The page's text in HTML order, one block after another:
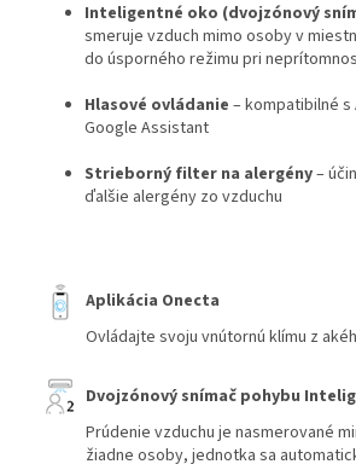
Inteligentné oko (dvojzónový
smeruje vzduch mimo osoby v
do úsporného režimu pri
Hlasové ovládanie – kompatibilné s
Google Assistant
Strieborný filter na alergény–
ďalšie alergény zo vzduchu
Aplikácia Onecta
Ovládajte svoju vnútornú klímu z
Dvojzónový snímač pohybu
Prúdenie vzduchu je nasmerované
žiadne osoby, jednotka sa